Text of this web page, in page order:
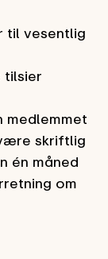
til vesentlig
tilsier
medlemmet
skriftlig
én måned
om